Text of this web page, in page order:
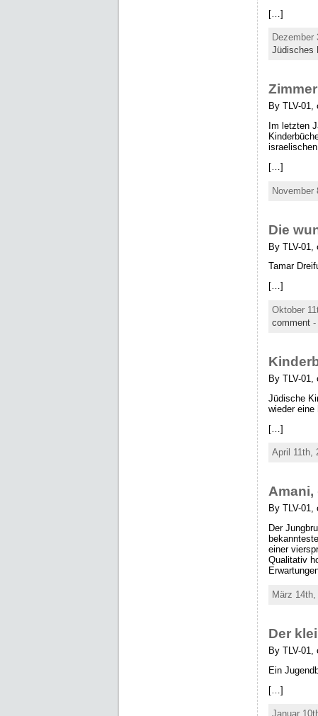
[…]
Dezember
Jüdisches
By TLV-01,
Im letzten
[…]
November
Die
By TLV-01,
Tamar
[…]
Oktober
comment -
By TLV-01,
Jüdische
wieder eine
[…]
April 11th,
Amani,
By TLV-01,
Der
einer
Qualitativ
März
Der
By TLV-01,
Ein
[…]
Januar